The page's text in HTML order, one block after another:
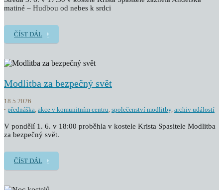
matiné – Hudbou od nebes k srdci
ČÍST DÁL
Modlitba za bezpečný svět
18.5.2026
přednáška, akce v komunitním centru, společenství modlitby, archiv událostí
V pondělí 1. 6. v 18:00 proběhla v kostele Krista Spasitele Modlitba
za bezpečný svět.
ČÍST DÁL